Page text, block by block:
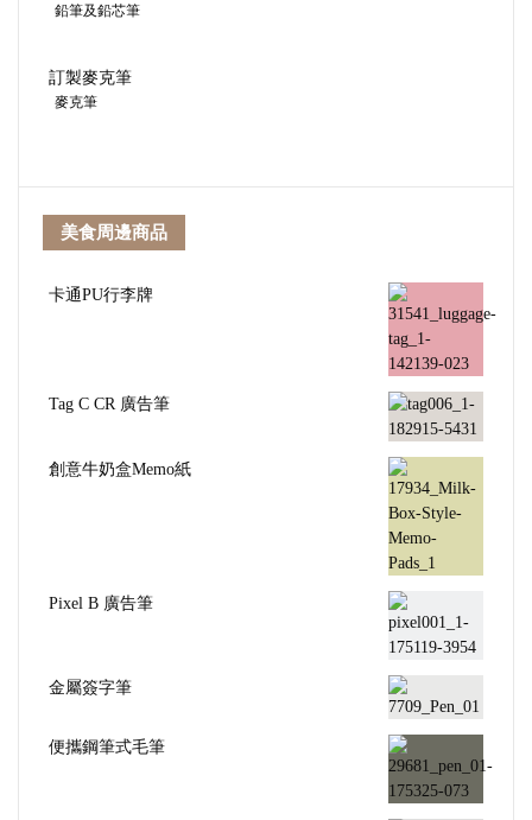
鉛筆及鉛芯筆
訂製麥克筆
麥克筆
美食周邊商品
卡通PU行李牌
Tag C CR 廣告筆
創意牛奶盒Memo紙
Pixel B 廣告筆
金屬簽字筆
便攜鋼筆式毛筆